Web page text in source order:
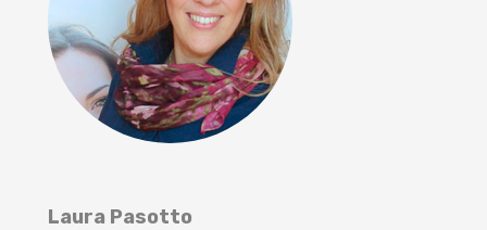
Laura Pasotto